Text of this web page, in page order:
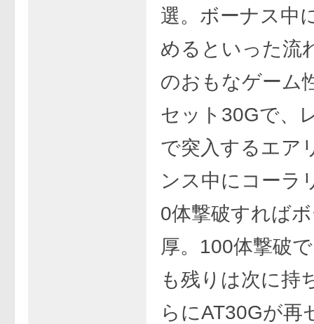
選。ボーナス中
めるといった流
のおもなゲーム
セット30Gで、
で突入するエア
ンス中にコーラ
0体撃破すれば
厚。100体撃破
も残りは次に持
らにAT30Gが再